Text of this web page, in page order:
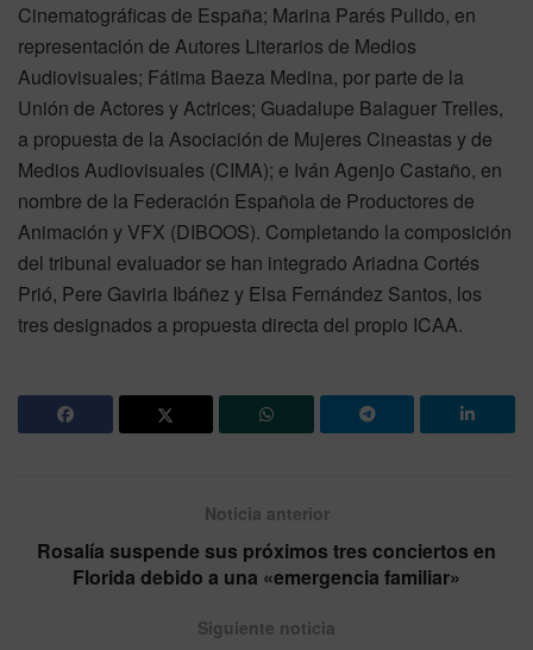
Cinematográficas de España; Marina Parés Pulido, en
representación de Autores Literarios de Medios
Audiovisuales; Fátima Baeza Medina, por parte de la
Unión de Actores y Actrices; Guadalupe Balaguer Trelles,
a propuesta de la Asociación de Mujeres Cineastas y de
Medios Audiovisuales (CIMA); e Iván Agenjo Castaño, en
nombre de la Federación Española de Productores de
Animación y VFX (DIBOOS). Completando la composición
del tribunal evaluador se han integrado Ariadna Cortés
Prió, Pere Gaviria Ibáñez y Elsa Fernández Santos, los
tres designados a propuesta directa del propio ICAA.
Noticia anterior
Rosalía suspende sus próximos tres conciertos en
Florida debido a una «emergencia familiar»
Siguiente noticia